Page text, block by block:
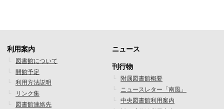
フ
ッ
タ
利用案内
図書館について
開館予定
利用方法説明
リンク集
図書館連絡先
フ
ッ
タ
ニュース
刊行物
附属図書館概要
ニュースレター「南風」
中央図書館利用案内